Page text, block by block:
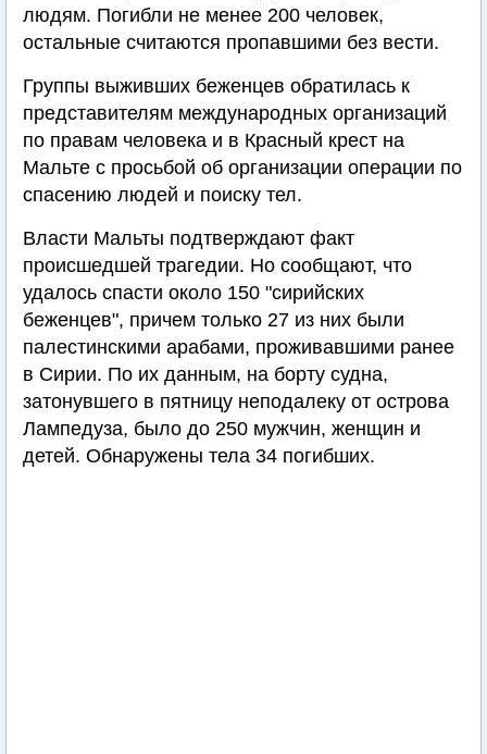
людям. Погибли не менее 200 человек,
остальные считаются пропавшими без вести.
Группы выживших беженцев обратилась к
представителям международных организаций
по правам человека и в Красный крест на
Мальте с просьбой об организации операции по
спасению людей и поиску тел.
Власти Мальты подтверждают факт
происшедшей трагедии. Но сообщают, что
удалось спасти около 150 "сирийских
беженцев", причем только 27 из них были
палестинскими арабами, проживавшими ранее
в Сирии. По их данным, на борту судна,
затонувшего в пятницу неподалеку от острова
Лампедуза, было до 250 мужчин, женщин и
детей. Обнаружены тела 34 погибших.